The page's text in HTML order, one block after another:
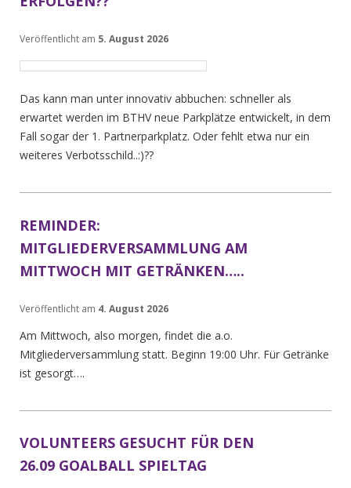
Veröffentlicht am 5. August 2026
Das kann man unter innovativ abbuchen: schneller als
erwartet werden im BTHV neue Parkplätze entwickelt, in dem
Fall sogar der 1. Partnerparkplatz. Oder fehlt etwa nur ein
weiteres Verbotsschild..:)??
REMINDER:
MITGLIEDERVERSAMMLUNG AM
MITTWOCH MIT GETRÄNKEN…..
Veröffentlicht am 4. August 2026
Am Mittwoch, also morgen, findet die a.o.
Mitgliederversammlung statt. Beginn 19:00 Uhr. Für Getränke
ist gesorgt….
VOLUNTEERS GESUCHT FÜR DEN
26.09 GOALBALL SPIELTAG